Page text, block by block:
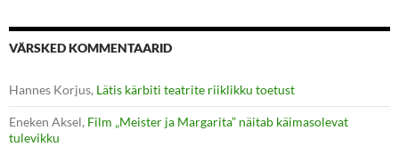
VÄRSKED KOMMENTAARID
Hannes Korjus, Lätis kärbiti teatrite riiklikku toetust
Eneken Aksel, Film „Meister ja Margarita” näitab käimasolevat
tulevikku